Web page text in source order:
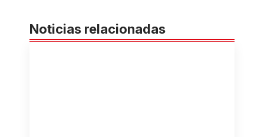
Noticias relacionadas